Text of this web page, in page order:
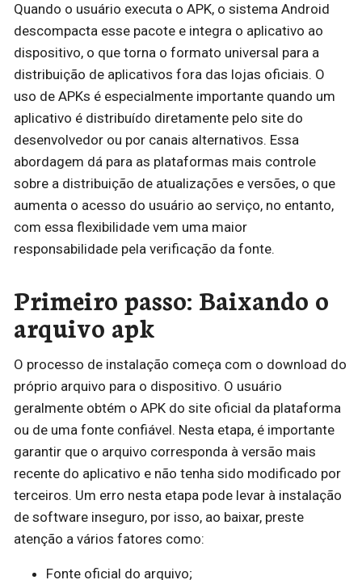
Quando o usuário executa o APK, o sistema Android
descompacta esse pacote e integra o aplicativo ao
dispositivo, o que torna o formato universal para a
distribuição de aplicativos fora das lojas oficiais. O
uso de APKs é especialmente importante quando um
aplicativo é distribuído diretamente pelo site do
desenvolvedor ou por canais alternativos. Essa
abordagem dá para as plataformas mais controle
sobre a distribuição de atualizações e versões, o que
aumenta o acesso do usuário ao serviço, no entanto,
com essa flexibilidade vem uma maior
responsabilidade pela verificação da fonte.
Primeiro passo: Baixando o
arquivo apk
O processo de instalação começa com o download do
próprio arquivo para o dispositivo. O usuário
geralmente obtém o APK do site oficial da plataforma
ou de uma fonte confiável. Nesta etapa, é importante
garantir que o arquivo corresponda à versão mais
recente do aplicativo e não tenha sido modificado por
terceiros. Um erro nesta etapa pode levar à instalação
de software inseguro, por isso, ao baixar, preste
atenção a vários fatores como:
Fonte oficial do arquivo;